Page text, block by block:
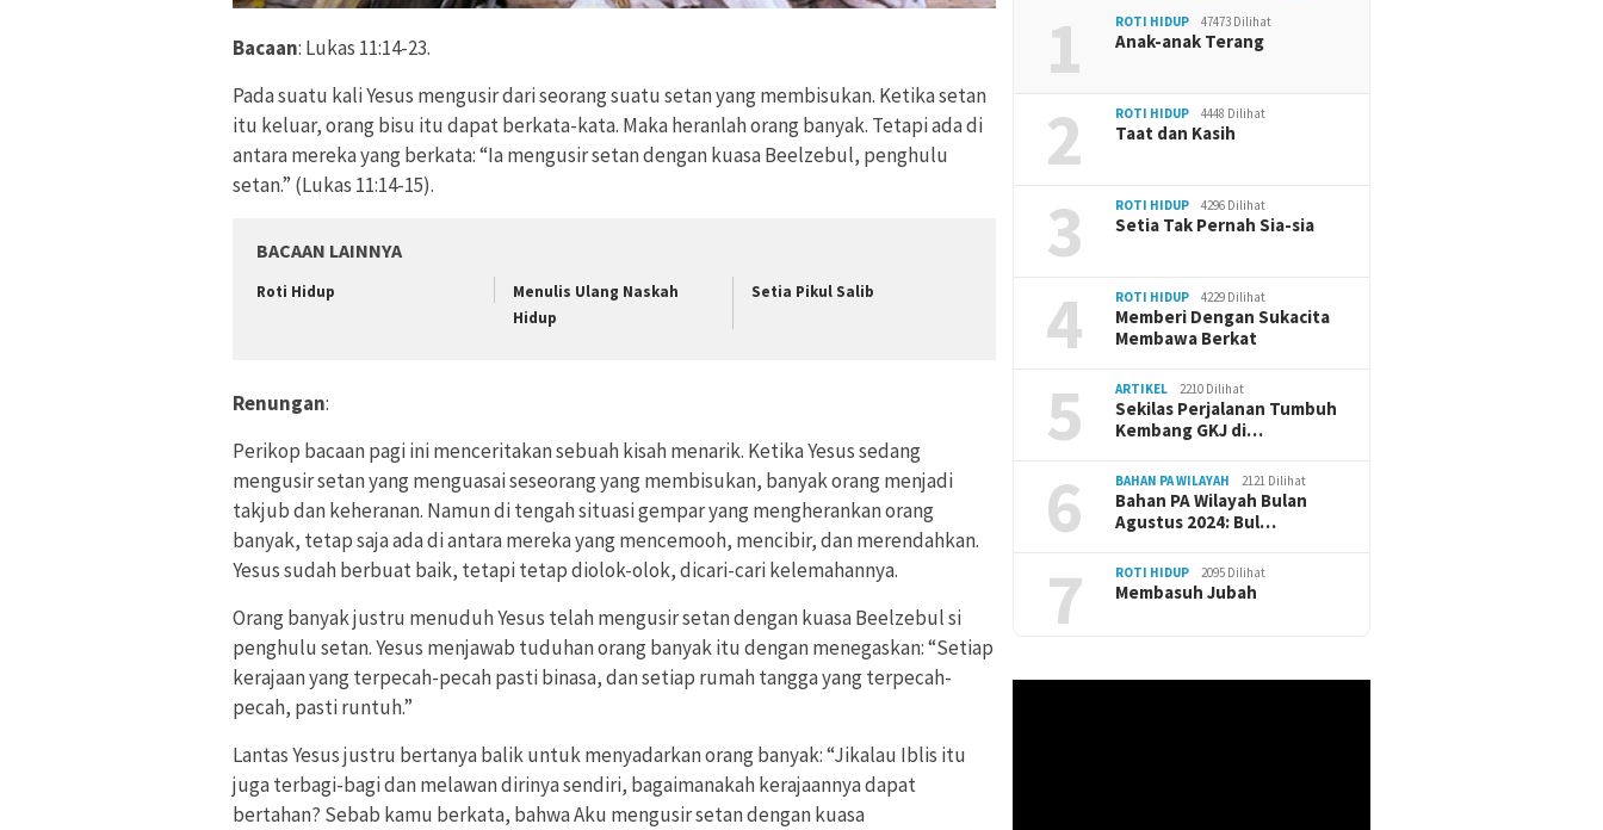
Bacaan: Lukas 11:14-23.
Pada suatu kali Yesus mengusir dari seorang suatu setan yang membisukan. Ketika setan
itu keluar, orang bisu itu dapat berkata-kata. Maka heranlahorang banyak. Tetapi ada di
antara mereka yang berkata: “Ia mengusir setandengan kuasa Beelzebul, penghulu
setan.” (Lukas 11:14-15).
BACAAN LAINNYA
Roti Hidup
Menulis Ulang Naskah
Hidup
Setia Pikul Salib
Renungan:
Perikop bacaan pagi ini menceritakan sebuah kisah menarik. Ketika Yesus sedang
mengusir setan yang menguasai seseorang yang membisukan, banyak orang menjadi
takjub dan keheranan. Namun di tengah situasi gempar yang mengherankan orang
banyak, tetap saja ada di antara mereka yang mencemooh, mencibir, dan merendahkan.
Yesus sudah berbuat baik, tetapi tetap diolok-olok, dicari-cari kelemahannya.
Orang banyak justru menuduh Yesus telah mengusir setan dengan kuasa Beelzebul si
penghulu setan. Yesus menjawab tuduhan orang banyak itu dengan menegaskan: “Setiap
kerajaan yang terpecah-pecah pasti binasa, dan setiap rumah tangga yang terpecah-
pecah, pasti runtuh.”
Lantas Yesus justru bertanya balik untuk menyadarkan orang banyak: “Jikalau Iblis itu
juga terbagi-bagi dan melawan dirinya sendiri, bagaimanakah kerajaannya dapat
bertahan? Sebab kamu berkata, bahwa Aku mengusir setan dengan kuasa
1 ROTI HIDUP 47473 Dilihat
Anak-anak Terang
2 ROTI HIDUP 4448 Dilihat
Taat dan Kasih
3 ROTI HIDUP 4296 Dilihat
Setia Tak Pernah Sia-sia
4 ROTI HIDUP 4229 Dilihat
Memberi Dengan Sukacita
Membawa Berkat
5 ARTIKEL 2210 Dilihat
Sekilas Perjalanan Tumbuh
Kembang GKJ di…
6 BAHAN PA WILAYAH 2121 Dilihat
Bahan PA Wilayah Bulan
Agustus 2024: Bul…
7 ROTI HIDUP 2095 Dilihat
Membasuh Jubah